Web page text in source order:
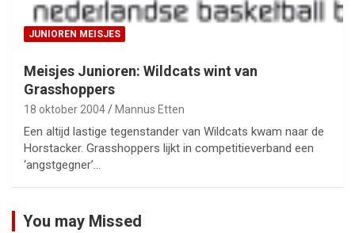
JUNIOREN MEISJES
Meisjes Junioren: Wildcats wint van
Grasshoppers
18 oktober 2004 Mannus Etten
Een altijd lastige tegenstander van Wildcats kwam naar de
Horstacker. Grasshoppers lijkt in competitieverband een
‘angstgegner’…
You may Missed